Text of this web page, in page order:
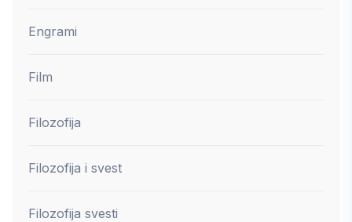
Engrami
Film
Filozofija
Filozofija i svest
Filozofija svesti